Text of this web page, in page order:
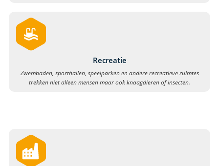
Recreatie
Zwembaden, sporthallen, speelparken en andere recreatieve ruimtes
trekken niet alleen mensen maar ook knaagdieren of insecten.